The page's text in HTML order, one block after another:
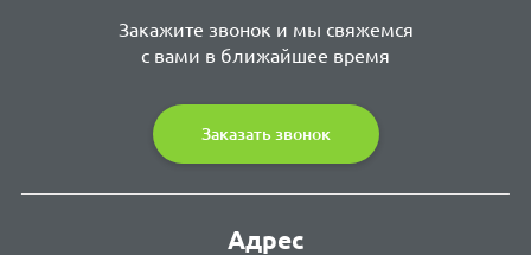
Закажите звонок и мы свяжемся
с вами в ближайшее время
Заказать звонок
Адрес